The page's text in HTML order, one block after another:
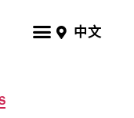
中文